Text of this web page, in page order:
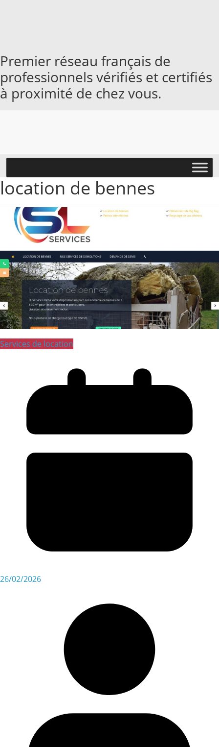
Premier réseau français de
professionnels vérifiés et certifiés
à proximité de chez vous.
location de bennes
Services de location
26/02/2026